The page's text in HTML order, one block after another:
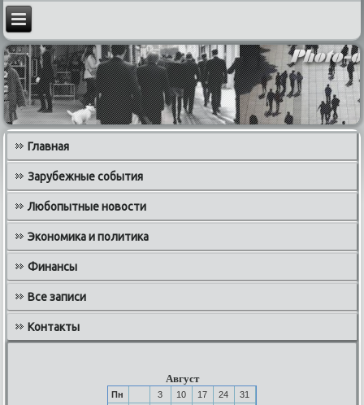
Главная
Зарубежные события
Любопытные новости
Экономика и политика
Финансы
Все записи
Контакты
Август
Пн 3 10 17 24
31